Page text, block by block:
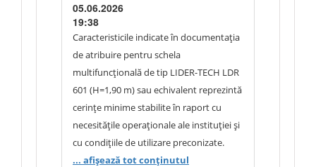
un preț unic pentru întregul ansamblu
de produse solicitat, iar ofertarea
separată a componentelor individuale
nu va fi acceptată.
05.06.2026
19:38
Caracteristicile indicate în documentația
de atribuire pentru schela
multifuncțională de tip LIDER-TECH LDR
601 (H=1,90 m) sau echivalent reprezintă
cerințe minime stabilite în raport cu
necesitățile operaționale ale instituției și
cu condițiile de utilizare preconizate.
Dimensiunile, greutatea proprie și
... afișează tot conținutul